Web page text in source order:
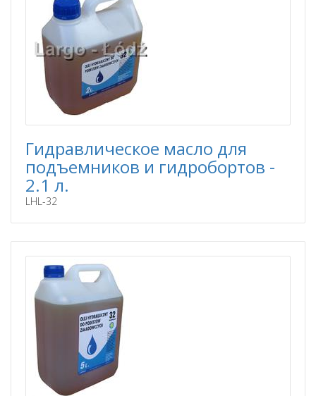
Гидравлическое масло для
подъемников и гидробортов -
2.1 л.
LHL-32